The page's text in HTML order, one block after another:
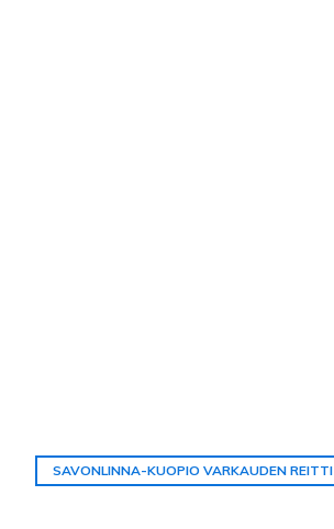
SAVONLINNA-KUOPIO VARKAUDEN REITTI